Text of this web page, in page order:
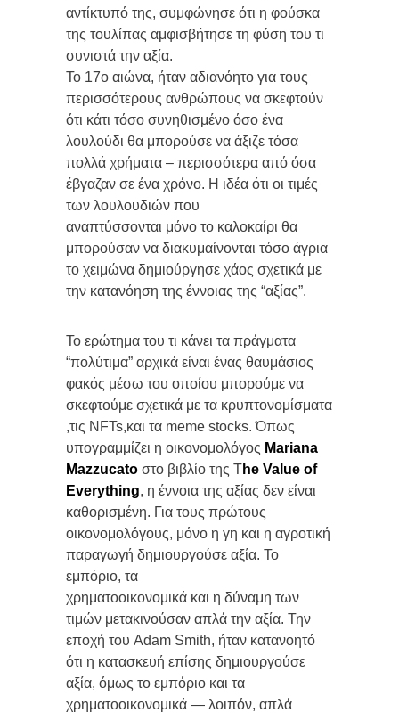
αντίκτυπό της, συμφώνησε ότι η φούσκα
της τουλίπας αμφισβήτησε τη φύση του τι
συνιστά την αξία.
Το 17ο αιώνα, ήταν αδιανόητο για τους
περισσότερους ανθρώπους να σκεφτούν
ότι κάτι τόσο συνηθισμένο όσο ένα
λουλούδι θα μπορούσε να άξιζε τόσα
πολλά χρήματα – περισσότερα από όσα
έβγαζαν σε ένα χρόνο. Η ιδέα ότι οι τιμές
των λουλουδιών που
αναπτύσσονται μόνο το καλοκαίρι θα
μπορούσαν να διακυμαίνονται τόσο άγρια
το χειμώνα δημιούργησε χάος σχετικά με
την κατανόηση της έννοιας της “αξίας”.
Το ερώτημα του τι κάνει τα πράγματα
“πολύτιμα” αρχικά είναι ένας θαυμάσιος
φακός μέσω του οποίου μπορούμε να
σκεφτούμε σχετικά με τα κρυπτονομίσματα
,τις NFTs,και τα meme stocks. Όπως
υπογραμμίζει η οικονομολόγος Mariana
Mazzucato στο βιβλίο της The Value of
Everything, η έννοια της αξίας δεν είναι
καθορισμένη. Για τους πρώτους
οικονομολόγους, μόνο η γη και η αγροτική
παραγωγή δημιουργούσε αξία. Το
εμπόριο, τα
χρηματοοικονομικά και η δύναμη των
τιμών μετακινούσαν απλά την αξία. Την
εποχή του Adam Smith, ήταν κατανοητό
ότι η κατασκευή επίσης δημιουργούσε
αξία, όμως το εμπόριο και τα
χρηματοοικονομικά — λοιπόν, απλά